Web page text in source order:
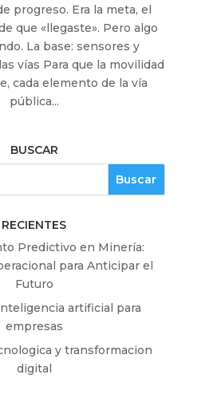
progreso. Era la meta, el
que «llegaste». Pero algo
La base: sensores y
vías Para que la movilidad
cada elemento de la vía
pública...
BUSCAR
RECIENTES
Predictivo en Minería:
para Anticipar el
Futuro
artificial para
empresas
y transformacion
digital